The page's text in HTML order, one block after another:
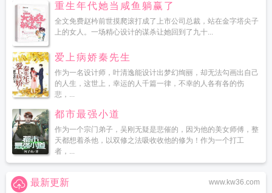
重生年代她当咸鱼躺赢了
全文免费赵枔前世摸爬滚打成了上市公司总裁，站在金字塔尖子
上的女人。一场精心设计的谋杀让她回到了九十...
爱上病娇秦先生
作为一名设计师，叶清逸能设计出梦幻绚丽，却无法勾画出自己
的人生，这世上，幸运的人千篇一律，不幸的人各有各的伤
悲，...
都市最强小道
作为一个宗门弟子，吴刚无疑是悲催的，因为他的美女师傅，整
天都想着杀他，以双修之法吸收收他的修为！作为一个打工
者，...
www.kw36.com
最新更新